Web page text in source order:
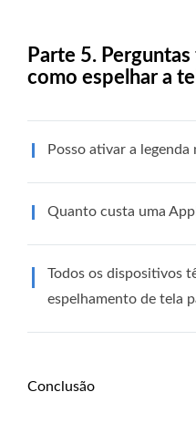
Parte 5.
como espelhar a
Posso ativar a legenda
Quanto custa uma
Todos os dispositivos
espelhamento de tela
Conclusão